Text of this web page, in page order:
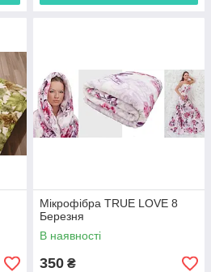
Мікрофібра TRUE LOVE 8
Березня
В наявності
350 ₴